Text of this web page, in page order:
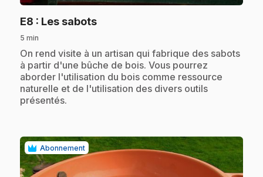
E8 : Les sabots.
5 min
.On rend visite à un artisan qui fabrique des sabots
à partir d'une bûche de bois. Vous pourrez
aborder l'utilisation du bois comme ressource
naturelle et de l'utilisation des divers outils
présentés.
Abonnement